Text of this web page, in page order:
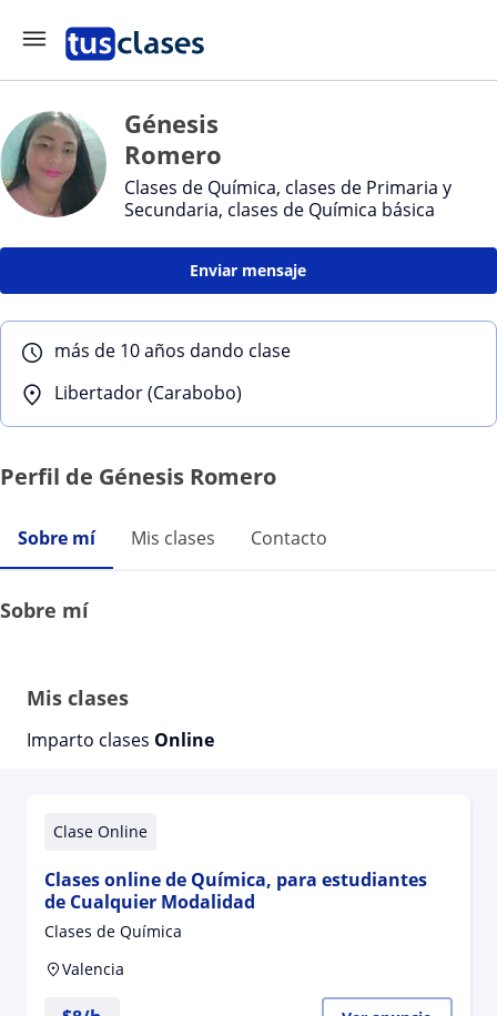
Génesis
Romero
Clases de Química, clases de Primaria y
Secundaria, clases de Química básica
Enviar mensaje
más de 10 años dando clase
Libertador (Carabobo)
Perfil de Génesis Romero
Sobre mí Mis clases Contacto
Sobre mí
Mis clases
Imparto clases Online
Clase Online
Clases online de Química, para estudiantes
de Cualquier Modalidad
Clases de Química
Valencia